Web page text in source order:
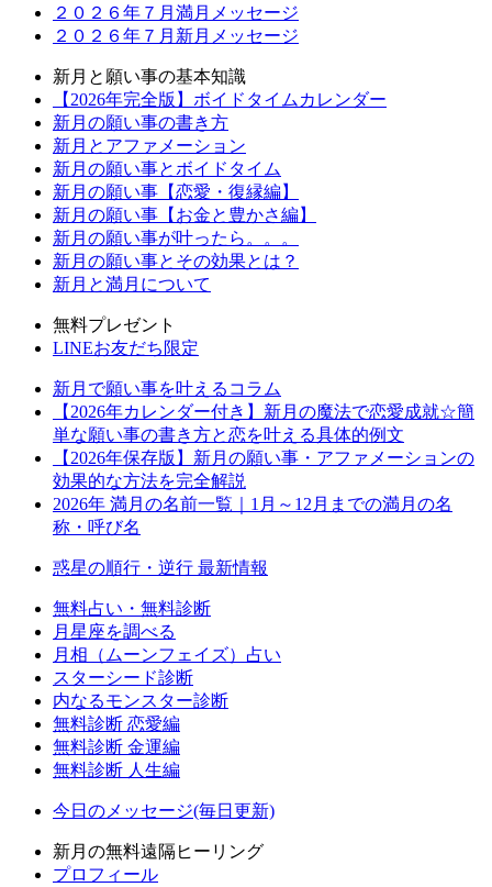
２０２６年７月満月メッセージ
２０２６年７月新月メッセージ
新月と願い事の基本知識
【2026年完全版】ボイドタイムカレンダー
新月の願い事の書き方
新月とアファメーション
新月の願い事とボイドタイム
新月の願い事【恋愛・復縁編】
新月の願い事【お金と豊かさ編】
新月の願い事が叶ったら。。。
新月の願い事とその効果とは？
新月と満月について
無料プレゼント
LINEお友だち限定
新月で願い事を叶えるコラム
【2026年カレンダー付き】新月の魔法で恋愛成就☆簡
単な願い事の書き方と恋を叶える具体的例文
【2026年保存版】新月の願い事・アファメーションの
効果的な方法を完全解説
2026年 満月の名前一覧｜1月～12月までの満月の名
称・呼び名
惑星の順行・逆行 最新情報
無料占い・無料診断
月星座を調べる
月相（ムーンフェイズ）占い
スターシード診断
内なるモンスター診断
無料診断 恋愛編
無料診断 金運編
無料診断 人生編
今日のメッセージ(毎日更新)
新月の無料遠隔ヒーリング
プロフィール